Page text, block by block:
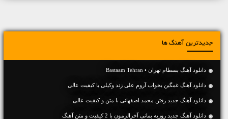
جدیدترین آهنگ ها
دانلود آهنگ بسطام تهران • Bastaam Tehran
دانلود آهنگ غمگین بخواب آروم علی زند وکیلی با کیفیت عالی
دانلود آهنگ جديد رفتن محمد اصفهانی با متن و کیفیت عالی
دانلود آهنگ جديد روزبه بمانی آخرالزمون با 2 کیفیت و متن آهنگ